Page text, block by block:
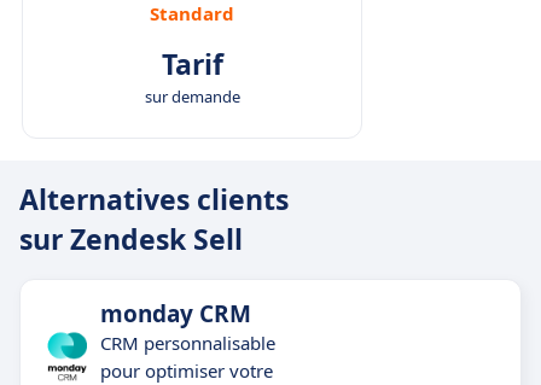
Standard
Tarif
sur demande
Alternatives clients
sur Zendesk Sell
monday CRM
CRM personnalisable
pour optimiser votre